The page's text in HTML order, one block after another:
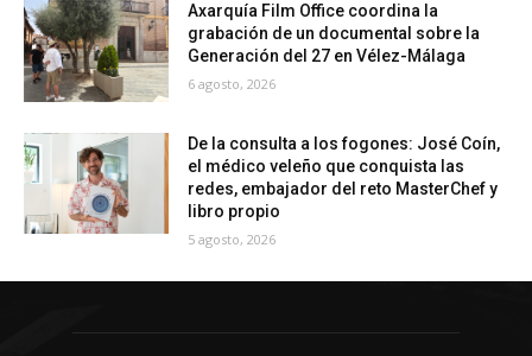
Axarquía Film Office coordina la
grabación de un documental sobre la
Generación del 27 en Vélez-Málaga
6 agosto, 2026
De la consulta a los fogones: José Coín,
el médico veleño que conquista las
redes, embajador del reto MasterChef y
libro propio
5 agosto, 2026